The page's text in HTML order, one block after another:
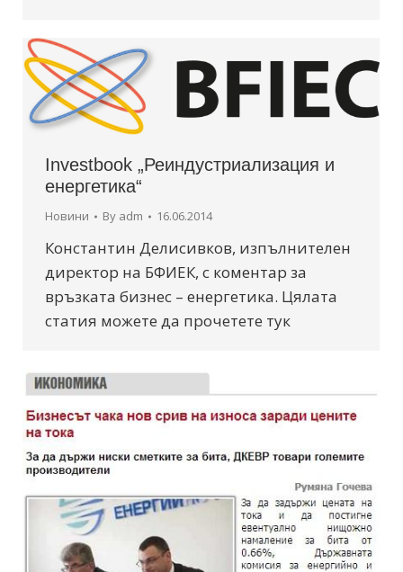
Investbook „Реиндустриализация и
енергетика“
Новини By adm 16.06.2014
Константин Делисивков, изпълнителен
директор на БФИЕК, с коментар за
връзката бизнес – енергетика. Цялата
статия можете да прочетете тук